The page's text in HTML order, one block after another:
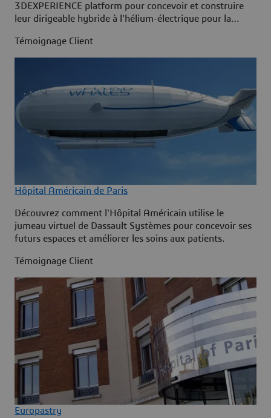
3DEXPERIENCE platform pour concevoir et construire
leur dirigeable hybride à l'hélium-électrique pour la
Témoignage Client
Hôpital Américain de Paris
Découvrez comment l'Hôpital Américain utilise le
jumeau virtuel de Dassault Systèmes pour concevoir ses
futurs espaces et améliorer les soins aux patients.
Témoignage Client
Europastry